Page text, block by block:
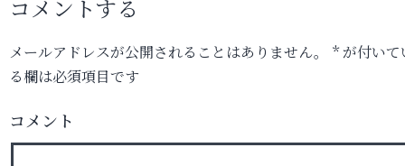
コメントする
メールアドレスが公開されることはありません。 *が付いて
る欄は必須項目です
コメント